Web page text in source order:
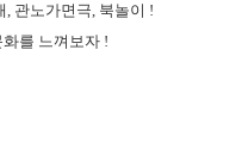
관노가면극, 북놀이 !
를 느껴보자 !